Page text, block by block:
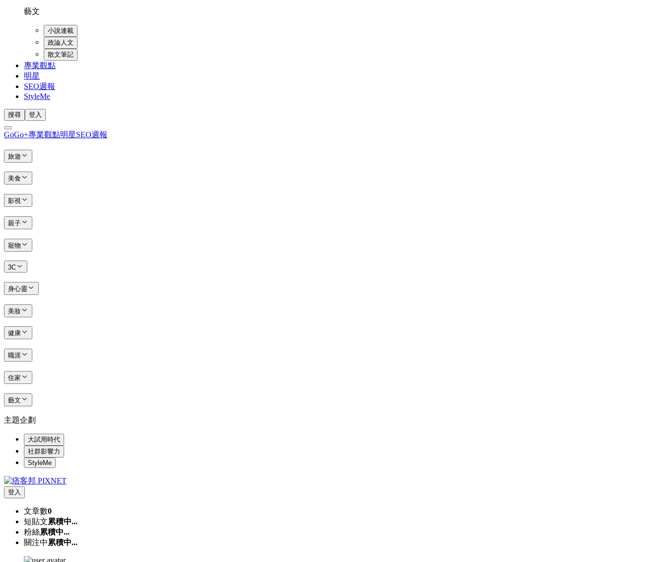
藝文
小說連載
政論人文
散文筆記
專業觀點
明星
SEO週報
StyleMe
搜尋 登入
GoGo+專業觀點明星SEO週報
旅遊
美食
影視
親子
寵物
3C
身心靈
美妝
健康
職涯
住家
藝文
主題企劃
大試用時代
社群影響力
StyleMe
登入
文章數0
短貼文累積中...
粉絲累積中...
關注中 累積中...